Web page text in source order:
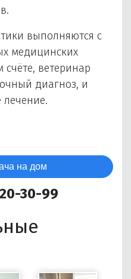
выполняются с
медицинских
ветеринар
диагноз, и
на дом
30-99